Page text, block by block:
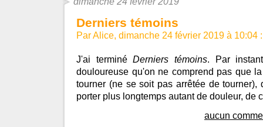
Derniers témoins
Par Alice, dimanche 24 février 2019 à 10:04
J'ai terminéDerniers témoins. Par
douloureuse qu'on ne comprend pas que
tourner (ne se soit pas arrêtée de tourner),
porter plus longtemps autant de douleur, de
aucun